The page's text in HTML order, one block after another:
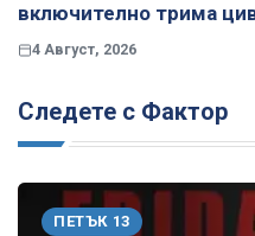
включително трима
4 Август, 2026
Следете с Фактор
ПЕТЪК 13